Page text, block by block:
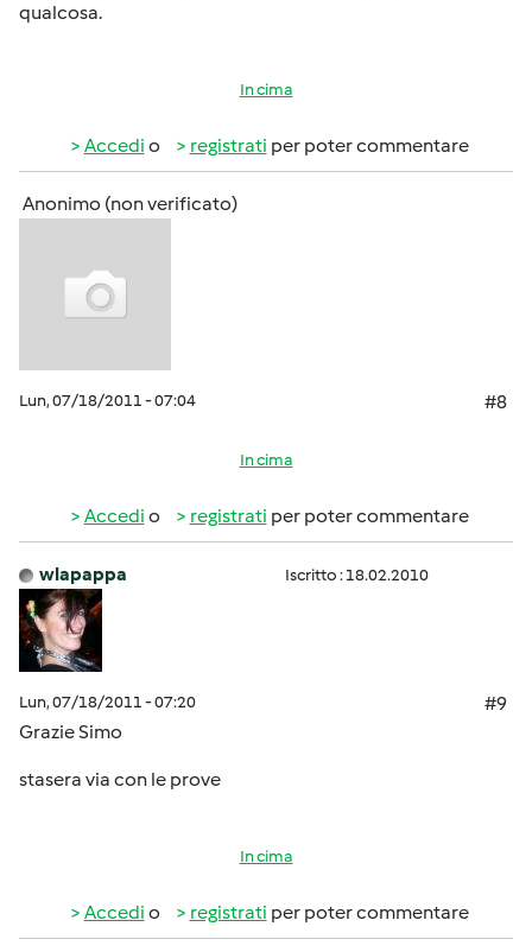
qualcosa.
In cima
Accedi o registrati per poter commentare
Anonimo (non verificato)
Lun, 07/18/2011 - 07:04 #8
In cima
Accedi o registrati per poter commentare
wlapappa Iscritto : 18.02.2010
Lun, 07/18/2011 - 07:20
#9
Grazie Simo
stasera via con le prove
In cima
Accedi o registrati per poter commentare